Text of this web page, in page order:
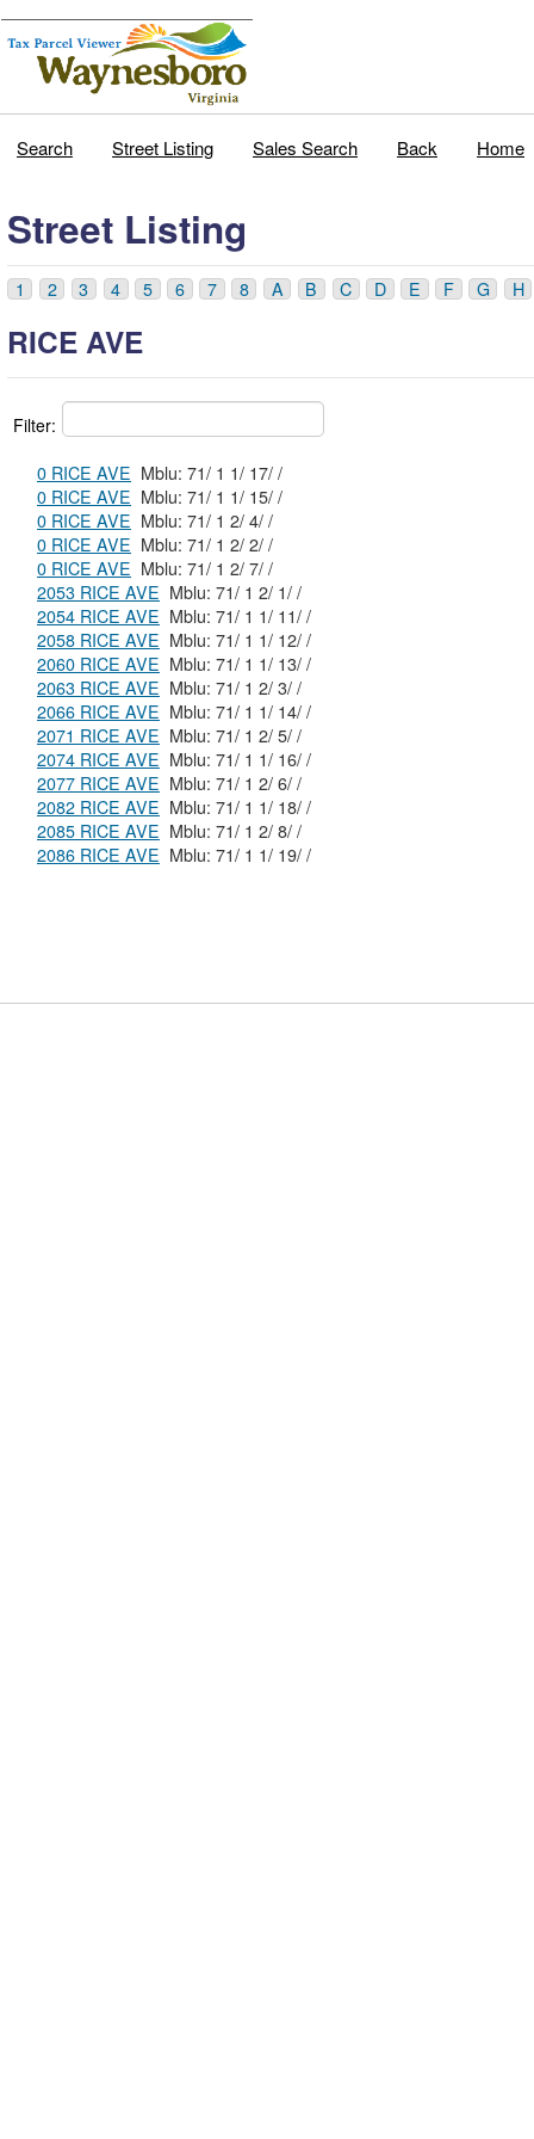
Search Street Listing Sales Search Back Home
Street Listing
1 2 3 4 5 6 7 8 A B C D E F G H
RICE AVE
Filter:
0 RICE AVE
Mblu: 71/ 1 1/ 17/ /
0 RICE AVE
Mblu: 71/ 1 1/ 15/ /
0 RICE AVE
Mblu: 71/ 1 2/ 4/ /
0 RICE AVE
Mblu: 71/ 1 2/ 2/ /
0 RICE AVE
Mblu: 71/ 1 2/ 7/ /
2053 RICE AVE
Mblu: 71/ 1 2/ 1/ /
2054 RICE AVE
Mblu: 71/ 1 1/ 11/ /
2058 RICE AVE
Mblu: 71/ 1 1/ 12/ /
2060 RICE AVE
Mblu: 71/ 1 1/ 13/ /
2063 RICE AVE
Mblu: 71/ 1 2/ 3/ /
2066 RICE AVE
Mblu: 71/ 1 1/ 14/ /
2071 RICE AVE
Mblu: 71/ 1 2/ 5/ /
2074 RICE AVE
Mblu: 71/ 1 1/ 16/ /
2077 RICE AVE
Mblu: 71/ 1 2/ 6/ /
2082 RICE AVE
Mblu: 71/ 1 1/ 18/ /
2085 RICE AVE
Mblu: 71/ 1 2/ 8/ /
2086 RICE AVE
Mblu: 71/ 1 1/ 19/ /